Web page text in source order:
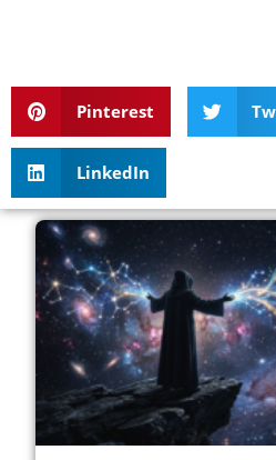
Pinterest
LinkedIn